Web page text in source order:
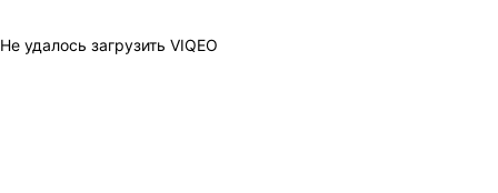
Не удалось загрузить VIQEO